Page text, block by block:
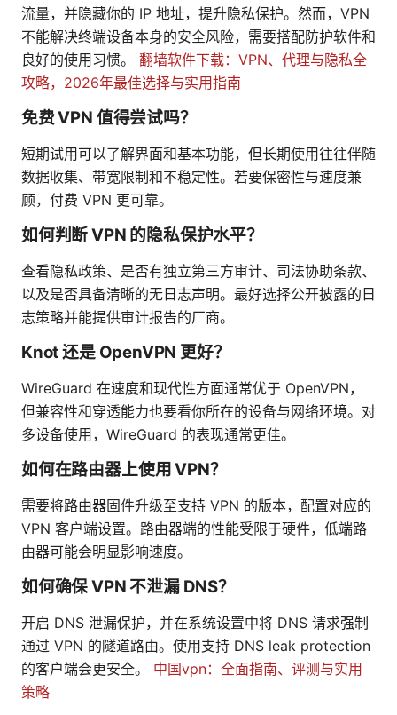
流量，并隐藏你的 IP 地址，提升隐私保护。然而，VPN
不能解决终端设备本身的安全风险，需要搭配防护软件和
良好的使用习惯。 翻墙软件下载：VPN、代理与隐私全
攻略，2026年最佳选择与实用指南
免费 VPN 值得尝试吗？
短期试用可以了解界面和基本功能，但长期使用往往伴随
数据收集、带宽限制和不稳定性。若要保密性与速度兼
顾，付费 VPN 更可靠。
如何判断 VPN 的隐私保护水平？
查看隐私政策、是否有独立第三方审计、司法协助条款、
以及是否具备清晰的无日志声明。最好选择公开披露的日
志策略并能提供审计报告的厂商。
Knot 还是 OpenVPN 更好？
WireGuard 在速度和现代性方面通常优于 OpenVPN，
但兼容性和穿透能力也要看你所在的设备与网络环境。对
多设备使用，WireGuard 的表现通常更佳。
如何在路由器上使用 VPN？
需要将路由器固件升级至支持 VPN 的版本，配置对应的
VPN 客户端设置。路由器端的性能受限于硬件，低端路
由器可能会明显影响速度。
如何确保 VPN 不泄漏 DNS？
开启 DNS 泄漏保护，并在系统设置中将 DNS 请求强制
通过 VPN 的隧道路由。使用支持 DNS leak protection
的客户端会更安全。 中国vpn：全面指南、评测与实用
策略